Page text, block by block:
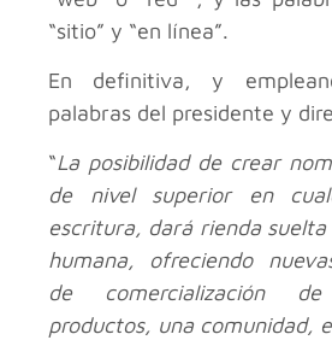
“sitio” y “en línea”.
En definitiva, y
palabras del presidente y
“La posibilidad de crear
de nivel superior en
escritura, dará rienda
humana, ofreciendo
de comercialización
productos, una comunidad,